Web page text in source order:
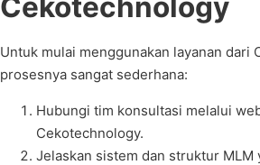
Untuk mulai menggunakan layanan dari
prosesnya sangat sederhana:
Hubungi tim konsultasi melalui
Cekotechnology.
Jelaskan sistem dan struktur MLM